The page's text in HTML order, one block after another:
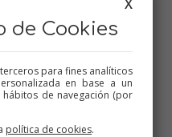
nata y chocolate
Cubrir la tarta y llevar a la
para otro. Desmoldar y
molde redondo
los topes, como no
el peso, se van saliendo,
X
de Cookies
para fines analíticos
en base a un
de navegación (por
política de cookies.